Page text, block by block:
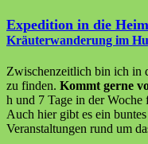
Expedition in die
Kräuterwanderung im
Zwischenzeitlich bin ich in
zu finden. Kommt gerne
h und 7 Tage in der Woche
Auch hier gibt es ein
Veranstaltungen rund um